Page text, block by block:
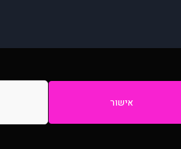
אישור